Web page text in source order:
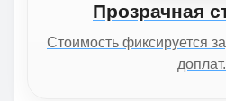
Прозрачная
Стоимость фиксируется
доплат.